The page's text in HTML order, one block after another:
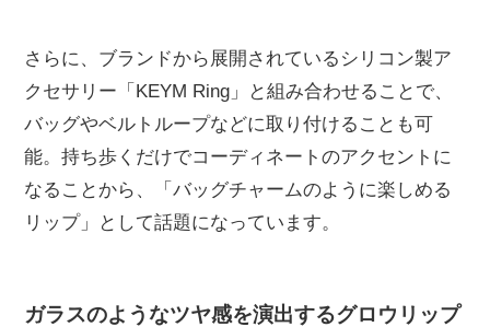
さらに、ブランドから展開されているシリコン製ア
クセサリー「KEYM Ring」と組み合わせることで、
バッグやベルトループなどに取り付けることも可
能。持ち歩くだけでコーディネートのアクセントに
なることから、「バッグチャームのように楽しめる
リップ」として話題になっています。
ガラスのようなツヤ感を演出するグロウリップ